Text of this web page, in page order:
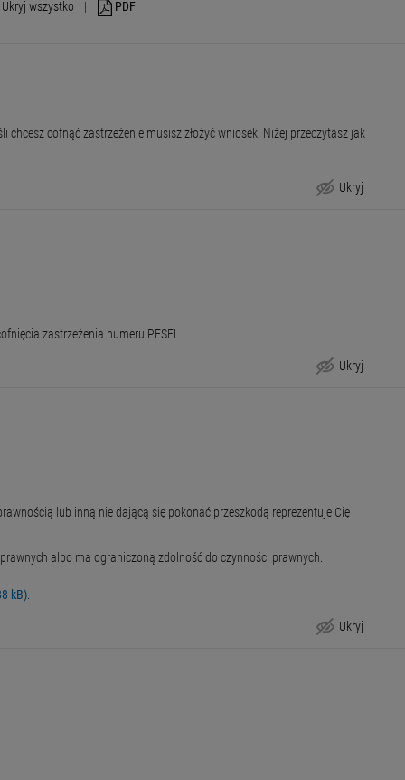
Ukryj wszystko | PDF
Ukryj
cofnąć zastrzeżenie musisz złożyć wniosek. Niżej przeczytasz jak
Ukryj
zastrzeżenia numeru PESEL.
Ukryj
lub inną nie dającą się pokonać przeszkodą reprezentuje Cię
albo ma ograniczoną zdolność do czynności prawnych.
kB).